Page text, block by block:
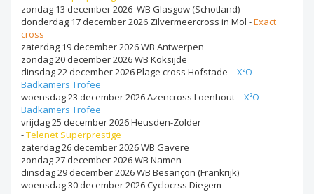
zondag 13 december 2026 WB Glasgow (Schotland)
donderdag 17 december 2026 Zilvermeercross in Mol -Exact
cross
zaterdag 19 december 2026 WB Antwerpen
zondag 20 december 2026 WB Koksijde
dinsdag 22 december 2026 Plage cross Hofstade -X²O
Badkamers Trofee
woensdag 23 december 2026 Azencross Loenhout -X²O
Badkamers Trofee
vrijdag 25 december 2026 Heusden-Zolder
-Telenet Superprestige
zaterdag 26 december 2026 WB Gavere
zondag 27 december 2026 WB Namen
dinsdag 29 december 2026 WB Besançon (Frankrijk)
woensdag 30 december 2026 Cyclocrss Diegem